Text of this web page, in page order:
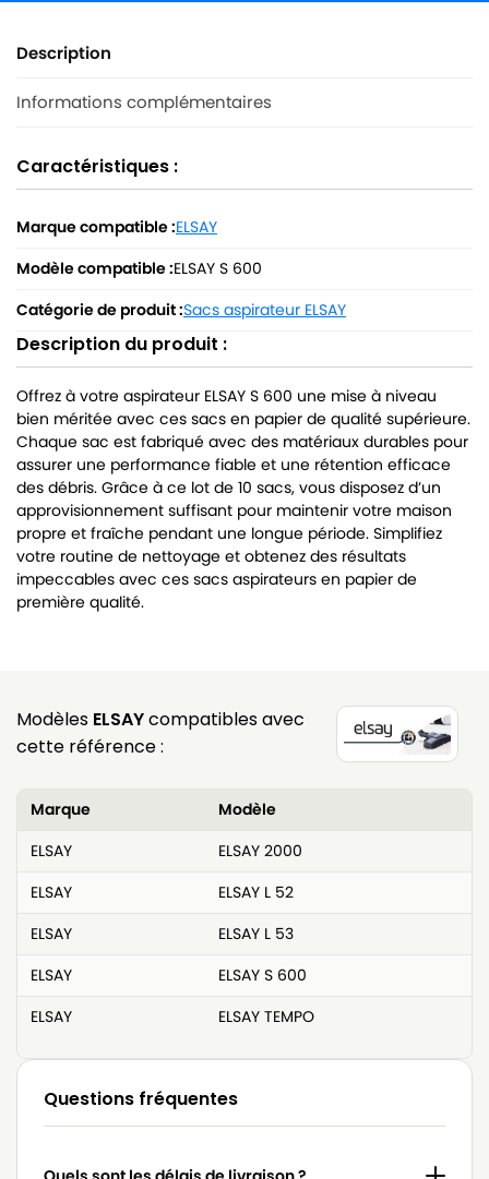
Description
Informations complémentaires
Caractéristiques :
Marque compatible :ELSAY
Modèle compatible :ELSAY S 600
Catégorie de produit :Sacs aspirateur ELSAY
Description du produit :
Offrez à votre aspirateur ELSAY S 600 une mise à niveau
bien méritée avec ces sacs en papier de qualité supérieure.
Chaque sac est fabriqué avec des matériaux durables pour
assurer une performance fiable et une rétention efficace
des débris. Grâce à ce lot de 10 sacs, vous disposez d’un
approvisionnement suffisant pour maintenir votre maison
propre et fraîche pendant une longue période. Simplifiez
votre routine de nettoyage et obtenez des résultats
impeccables avec ces sacs aspirateurs en papier de
première qualité.
Modèles ELSAYcompatibles avec
cette référence :
Marque
Modèle
ELSAY
ELSAY 2000
ELSAY
ELSAY L 52
ELSAY
ELSAY L 53
ELSAY
ELSAY S 600
ELSAY
ELSAY TEMPO
Questions fréquentes